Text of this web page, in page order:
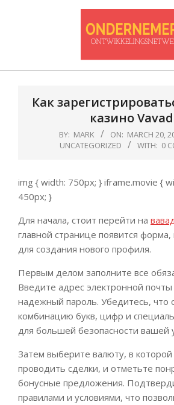
Как
казино
BY: MARK ON: MARCH 20,
UNCATEGORIZED
WITH: 0
img { width: 750px; } iframe.movie {
450px; }
Для начала, стоит перейти на
главной странице появится
для создания нового профиля.
Первым делом заполните все
Введите адрес электронной
надежный пароль. Убедитесь, что
комбинацию букв, цифр и
для большей безопасности вашей
Затем выберите валюту, в
проводить сделки, и отметьте
бонусные предложения.
правилами и условиями, что